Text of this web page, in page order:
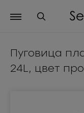
Пуговица
24L, цвет